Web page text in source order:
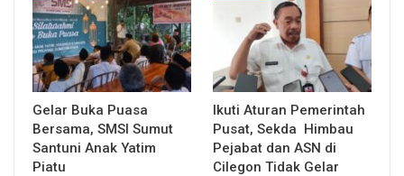
Gelar Buka Puasa
Bersama, SMSI Sumut
Santuni Anak Yatim
Piatu
Ikuti Aturan Pemerintah
Pusat, Sekda Himbau
Pejabat dan ASN di
Cilegon Tidak Gelar